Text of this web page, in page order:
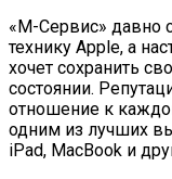
«М-Сервис» давно
технику Apple, а
хочет сохранить
состоянии.
отношение к
одним из лучших
iPad, MacBook и